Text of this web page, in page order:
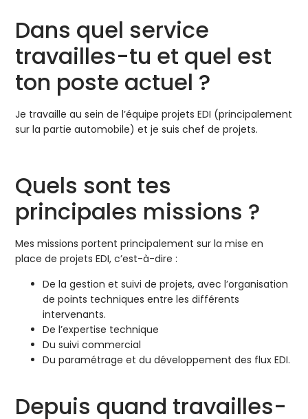
Dans quel service
travailles-tu et quel est
ton poste actuel ?
Je travaille au sein de l’équipe projets EDI (principalement
sur la partie automobile) et je suis chef de projets.
Quels sont tes
principales missions ?
Mes missions portent principalement sur la mise en
place de projets EDI, c’est-à-dire :
De la gestion et suivi de projets, avec l’organisation
de points techniques entre les différents
intervenants.
De l’expertise technique
Du suivi commercial
Du paramétrage et du développement des flux EDI.
Depuis quand travailles-